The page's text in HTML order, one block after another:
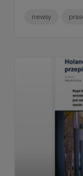
migrantów z
Protest ojców
newsy